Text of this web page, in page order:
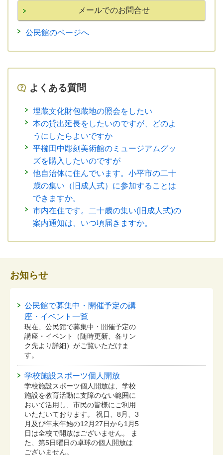
公民館のページへ
よくある質問
埋蔵文化財包蔵地の照会をしたい
本の貸出延長をしたいのですが、どのよ
うにしたらよいですか
平櫛田中彫刻美術館のミュージアムグッ
ズを購入したいのですが
他自治体に住んでいます。小平市の二十
歳の集い（旧成人式）に参加することは
できますか。
市内在住です。二十歳の集い(旧成人式)の
案内通知は、いつ頃届きますか。
お知らせ
公民館で募集中・開催予定の講
座・イベント一覧
現在、公民館で募集中・開催予定の
講座・イベント（随時更新、各リン
ク先より詳細）がご覧いただけま
す。
学校施設スポーツ個人開放
学校施設スポーツ個人開放は、学校
施設を教育活動に支障のない範囲に
おいて活用し、市民の皆様にご利用
いただいております。 祝日、8月、3
月及び年末年始の12月27日から1月5
日は全校で開放はございません。 ま
た、第5日曜日の卓球の個人開放は
ございません。